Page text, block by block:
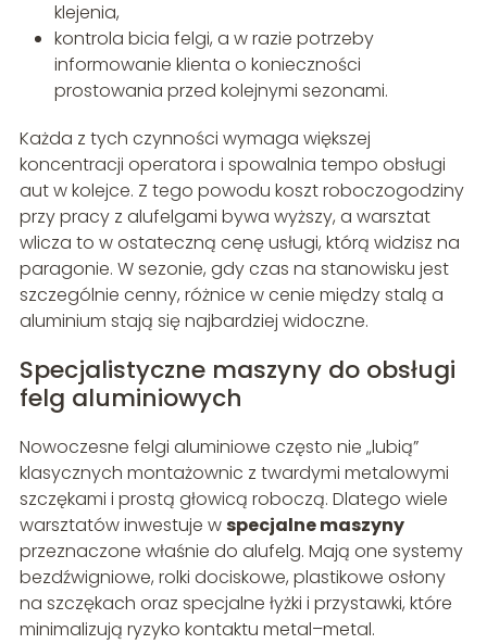
klejenia,
kontrola bicia felgi, a w razie potrzeby
informowanie klienta o konieczności
prostowania przed kolejnymi sezonami.
Każda z tych czynności wymaga większej
koncentracji operatora i spowalnia tempo obsługi
aut w kolejce. Z tego powodu koszt roboczogodziny
przy pracy z alufelgami bywa wyższy, a warsztat
wlicza to w ostateczną cenę usługi, którą widzisz na
paragonie. W sezonie, gdy czas na stanowisku jest
szczególnie cenny, różnice w cenie między stalą a
aluminium stają się najbardziej widoczne.
Specjalistyczne maszyny do obsługi
felg aluminiowych
Nowoczesne felgi aluminiowe często nie „lubią”
klasycznych montażownic z twardymi metalowymi
szczękami i prostą głowicą roboczą. Dlatego wiele
warsztatów inwestuje wspecjalne maszyny
przeznaczone właśnie do alufelg. Mają one systemy
bezdźwigniowe, rolki dociskowe, plastikowe osłony
na szczękach oraz specjalne łyżki i przystawki, które
minimalizują ryzyko kontaktu metal–metal.